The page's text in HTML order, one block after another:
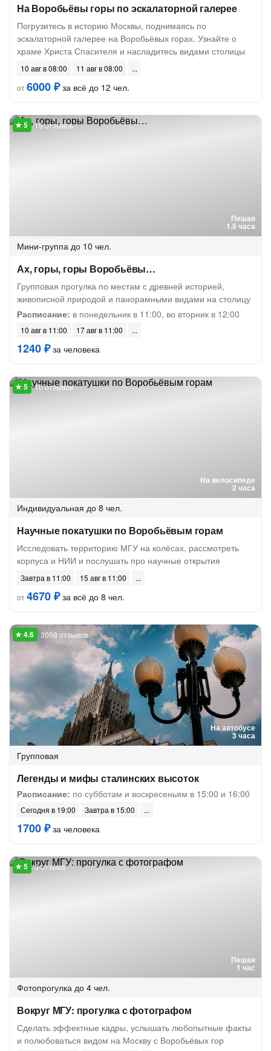
На Воробьёвы горы по эскалаторной галерее
Погрузитесь в историю Москвы, поднимаясь по
эскалаторной галерее на Воробьёвых горах. Узнайте о
храме Христа Спасителя и насладитесь видами столицы
10 авг в 08:00
11 авг в 08:00
от6000 ₽за всё до 12 чел.
Пешая
1.5 часа
15 отзывов
Мини-группа до 10 чел.
Ах, горы, горы Воробьёвы…
Групповая прогулка по местам с древней историей,
живописной природой и панорамными видами на столицу
Расписание: в понедельник в 11:00, во вторник в 12:00
10 авг в 11:00 17 авг в 11:00
1240 ₽за человека
На велосипеде
2 часа
10 отзывов
Индивидуальная до 8 чел.
Научные покатушки по Воробьёвым горам
Исследовать территорию МГУ на колёсах, рассмотреть
корпуса и НИИ и послушать про научные открытия
Завтра в 11:00
15 авг в 11:00
от4670 ₽за всё до 8 чел.
На автобусе
3 часа
3098 отзывов
Групповая
Легенды и мифы сталинских высоток
Расписание: по субботам и воскресеньям в 15:00 и 16:00
Сегодня в 19:00 Завтра в 15:00
1700 ₽за человека
Пешая
1 час
3 отзыва
Фотопрогулка до 4 чел.
Вокруг МГУ: прогулка с фотографом
Сделать эффектные кадры, услышать любопытные факты
и полюбоваться видом на Москву с Воробьёвых гор